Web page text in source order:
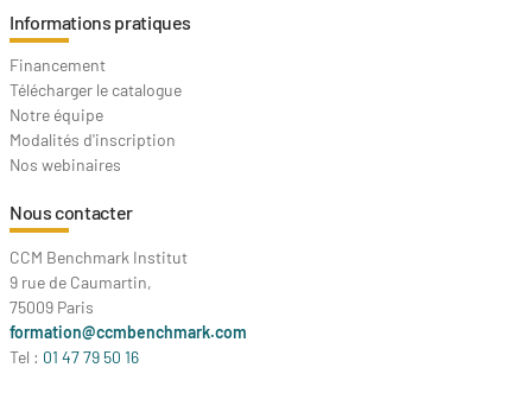
Informations pratiques
Financement
Télécharger le catalogue
Notre équipe
Modalités d'inscription
Nos webinaires
Nous contacter
CCM Benchmark Institut
9 rue de Caumartin,
75009 Paris
formation@ccmbenchmark.com
Tel : 01 47 79 50 16